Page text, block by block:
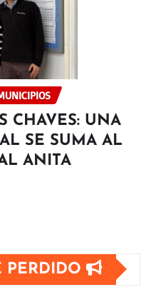
CHAVES: UNA
SE SUMA AL
ANITA
PERDIDO